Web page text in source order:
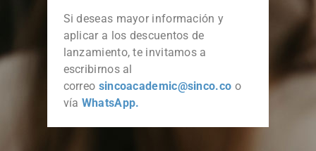
Si deseas mayor información y
aplicar a los descuentos de
lanzamiento, te invitamos a
escribirnos al
correo sincoacademic@sinco.co o
vía WhatsApp.